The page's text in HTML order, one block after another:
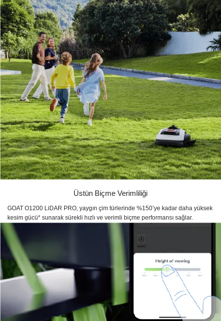
Üstün Biçme Verimliliği
GOAT O1200 LiDAR PRO, yaygın çim türlerinde %150’ye kadar daha yüksek
kesim gücü* sunarak sürekli hızlı ve verimli biçme performansı sağlar.